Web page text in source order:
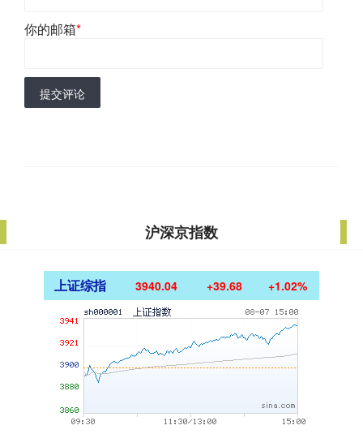
你的邮箱*
提交评论
沪深京指数
上证综指 3940.04 +39.68 +1.02%